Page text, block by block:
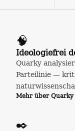
🧠
Ideologiefrei
Quarky
Parteilinie —
Mehr über
✒️